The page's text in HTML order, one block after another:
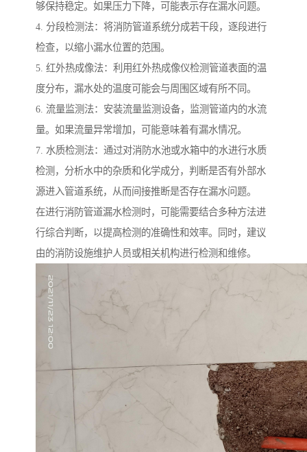
够保持稳定。如果压力下降，可能表示存在漏水问题。
4. 分段检测法：将消防管道系统分成若干段，逐段进行
检查，以缩小漏水位置的范围。
5. 红外热成像法：利用红外热成像仪检测管道表面的温
度分布，漏水处的温度可能会与周围区域有所不同。
6. 流量监测法：安装流量监测设备，监测管道内的水流
量。如果流量异常增加，可能意味着有漏水情况。
7. 水质检测法：通过对消防水池或水箱中的水进行水质
检测，分析水中的杂质和化学成分，判断是否有外部水
源进入管道系统，从而间接推断是否存在漏水问题。
在进行消防管道漏水检测时，可能需要结合多种方法进
行综合判断，以提高检测的准确性和效率。同时，建议
由的消防设施维护人员或相关机构进行检测和维修。